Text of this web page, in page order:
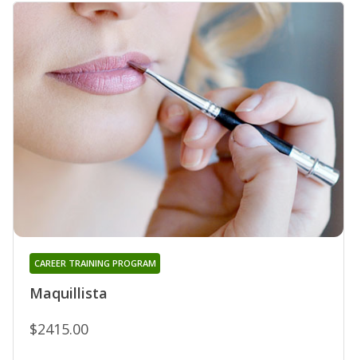
Maquillista
CAREER TRAINING PROGRAM
$2415.00